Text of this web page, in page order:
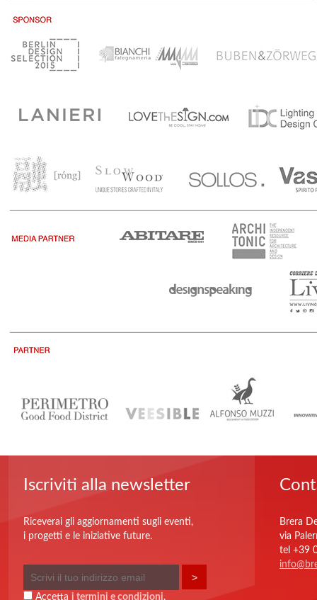
Iscriviti alla newsletter
Riceverai gli aggiornamenti sugli eventi,
i progetti e le iniziative future.
Accetta i termini e condizioni.
Brera
via
tel +39